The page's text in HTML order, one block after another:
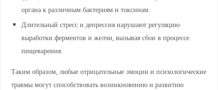
органа к различным бактериям и токсинам.
Длительный стресс и депрессия нарушают регуляцию
выработки ферментов и желчи, вызывая сбои в процессе
пищеварения.
Таким образом, любые отрицательные эмоции и психологические
травмы могут способствовать возникновению и развитию